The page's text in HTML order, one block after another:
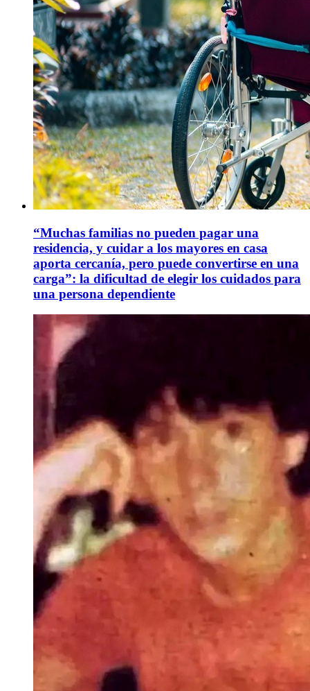
“Muchas familias no pueden pagar una
residencia, y cuidar a los mayores en casa
aporta cercanía, pero puede convertirse en una
carga”: la dificultad de elegir los cuidados para
una persona dependiente